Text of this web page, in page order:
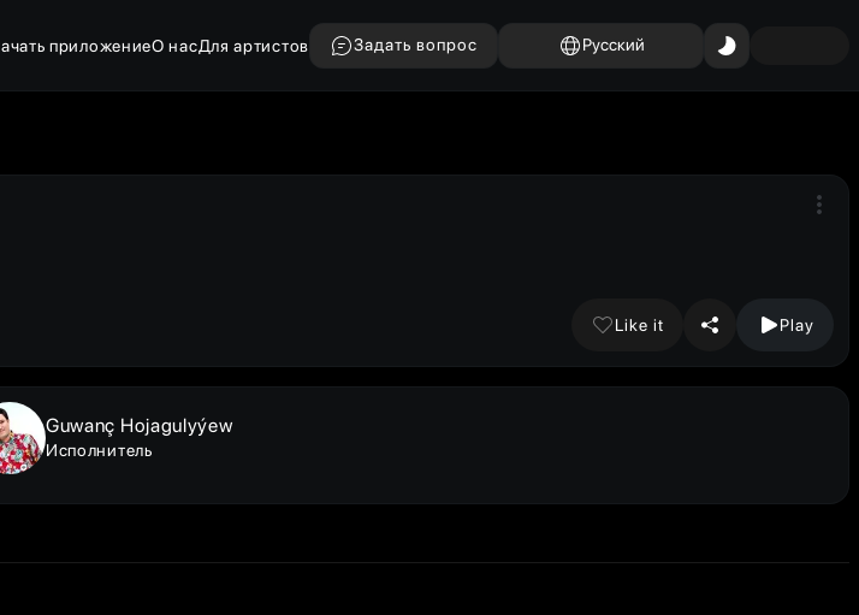
приложениеО насДля артистов Задать вопрос Русский
Like it Play
Guwanç Hojagulyýew
Исполнитель